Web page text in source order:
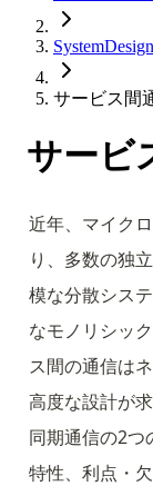
サービス間
サービ
近年、マイク
り、多数の独
模な分散シス
なモノリシッ
ス間の通信は
高度な設計が
同期通信の2つ
特性、利点・